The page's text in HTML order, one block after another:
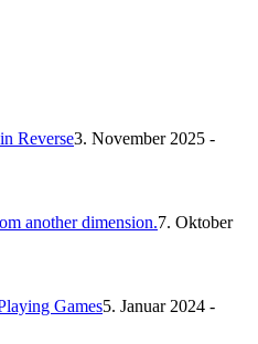
Reverse3. November 2025 -
another dimension.7. Oktober
Games5. Januar 2024 -